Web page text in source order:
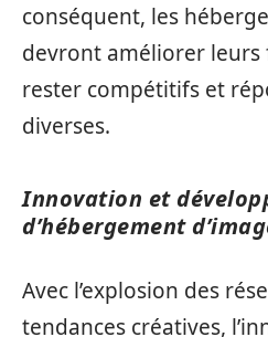
conséquent, les
devront améliorer
rester compétitifs et
diverses.
Innovation et
d’hébergement
Avec l’explosion des
tendances créatives,